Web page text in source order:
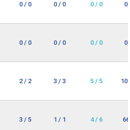
0 / 0 0 / 0 0 / 0
0 / 0 0 / 0 0 / 0
2 / 2 3 / 3 5 / 5
3 / 5 1 / 1 4 / 6